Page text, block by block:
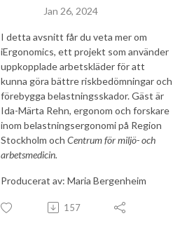
Jan 26, 2024
I detta avsnitt får du veta mer om
iErgonomics, ett projekt som använder
uppkopplade arbetskläder för att
kunna göra bättre riskbedömningar och
förebygga belastningsskador. Gäst är
Ida-Märta Rehn, ergonom och forskare
inom belastningsergonomi på Region
Stockholm och Centrum för miljö- och
arbetsmedicin.
Producerat av: Maria Bergenheim
157